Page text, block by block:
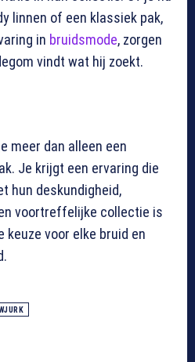
linnen of een klassiek pak,
in bruidsmode, zorgen
vindt wat hij zoekt.
meer dan alleen een
Je krijgt een ervaring die
hun deskundigheid,
voortreffelijke collectie is
keuze voor elke bruid en